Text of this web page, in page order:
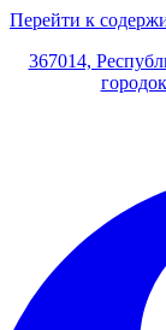
Перейти к
367014,